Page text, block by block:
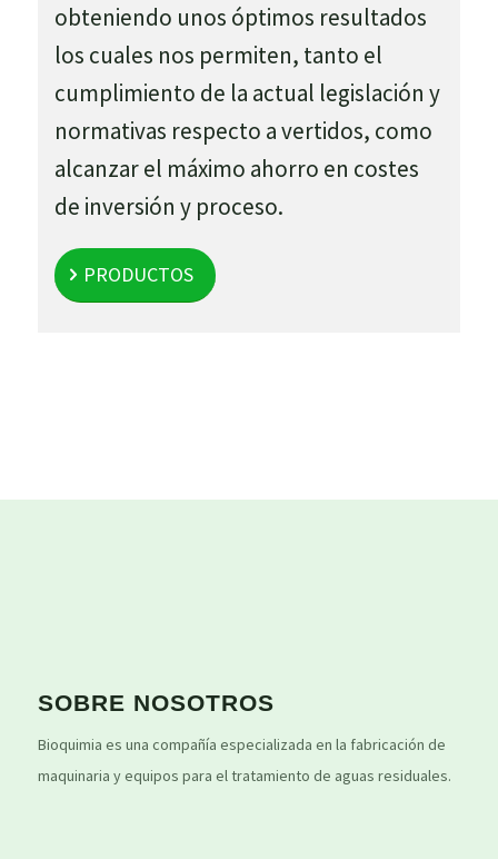
obteniendo unos óptimos resultados
los cuales nos permiten, tanto el
cumplimiento de la actual legislación y
normativas respecto a vertidos, como
alcanzar el máximo ahorro en costes
de inversión y proceso.
PRODUCTOS
SOBRE NOSOTROS
Bioquimia es una compañía especializada en la fabricación de
maquinaria y equipos para el tratamiento de aguas residuales.